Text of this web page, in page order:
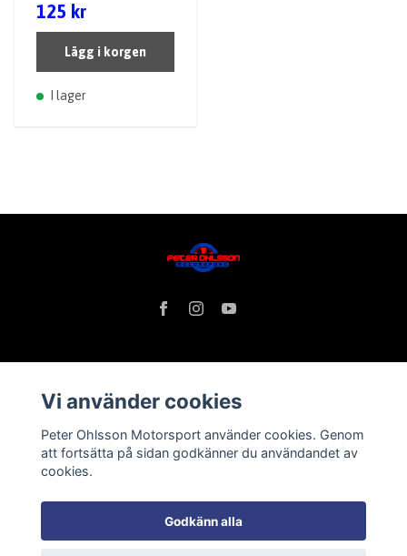
125 kr
Lägg i korgen
I lager
Tävlingar
Om mig
Vi använder cookies
Peter Ohlsson Motorsport använder cookies. Genom
att fortsätta på sidan godkänner du användandet av
cookies.
Godkänn alla